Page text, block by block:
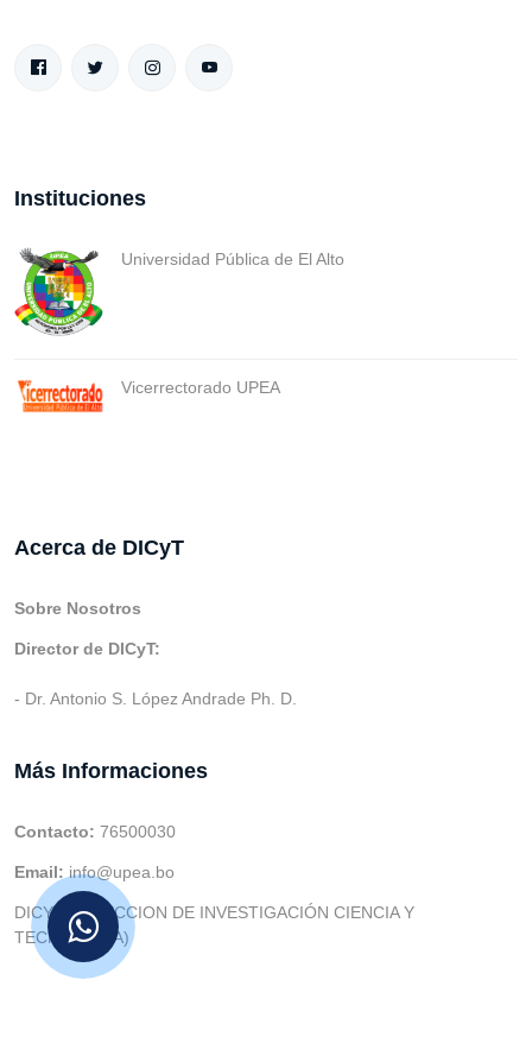
Instituciones
Universidad Pública de El Alto
Vicerrectorado UPEA
Acerca de DICyT
Sobre Nosotros
Director de DICyT:
- Dr. Antonio S. López Andrade Ph. D.
Más Informaciones
Contacto: 76500030
Email: info@upea.bo
DICYT (DIRECCION DE INVESTIGACIÓN CIENCIA Y
TECNOLOGIA)